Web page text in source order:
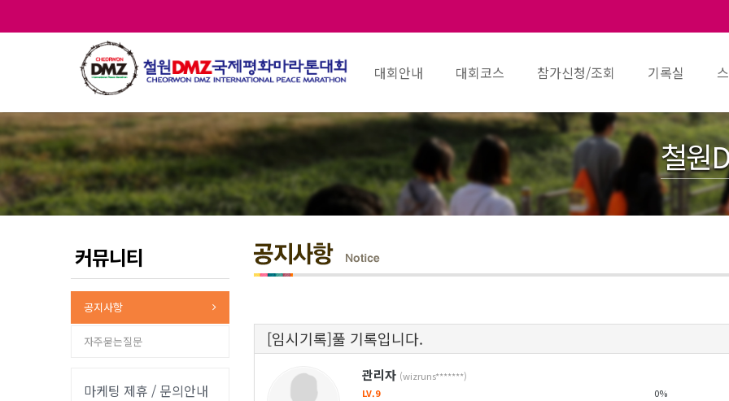
대회안내 대회코스 참가신청/조회 기록실
철원
커뮤니티
공지사항
자주묻는질문
마케팅 제휴 / 문의안내
[임시기록]풀 기록입니다.
관리자 (wizruns*******)
LV.9
0%